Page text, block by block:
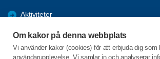
Om kakor på denna webbplats
Vi använder kakor (cookies) för att erbjuda dig som
användarupplevelse. Vi samlar in och analyserar
Aktiviteter
Referat
Bildgalleri